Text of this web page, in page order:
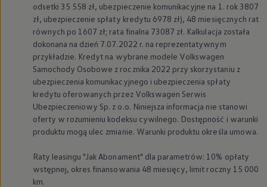
odsetki 35 558 zł, ubezpieczenie komunikacyjne na 1. rok 3807
zł, ubezpieczenie spłaty kredytu 6978 zł), 48 miesięcznych rat
równych po 1607 zł; rata finalna 73087 zł. Kalkulacja została
dokonana na dzień 7.07.2022 r. na reprezentatywnym
przykładzie. Kredyt na wybrane modele Volkswagen
Samochody Osobowe z rocznika 2022 przy skorzystaniu z
ubezpieczenia komunikacyjnego i ubezpieczenia spłaty
kredytu oferowanych przez Volkswagen Serwis
Ubezpieczeniowy Sp. z o.o. Niniejsza informacja nie stanowi
oferty w rozumieniu kodeksu cywilnego. Dostępność i warunki
produktu mogą ulec zmianie. Warunki produktu określa umowa.
Raty leasingu "Jak Abonament" dla parametrów: 10% opłaty
wstępnej, okres finansowania 48 miesięcy, limit roczny 15 000
km.